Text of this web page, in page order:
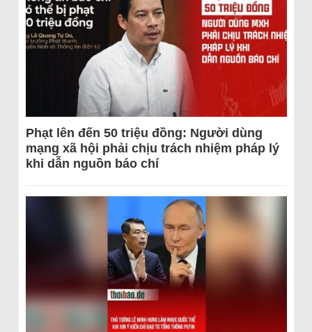
Phạt lên đến 50 triệu đồng: Người dùng
mạng xã hội phải chịu trách nhiệm pháp lý
khi dẫn nguồn báo chí